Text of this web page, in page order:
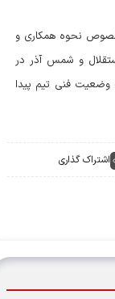
خصوص نحوه همکاری و
و شمس آذر در
وضعیت فنی تیم پیدا
اشتراک گذاری